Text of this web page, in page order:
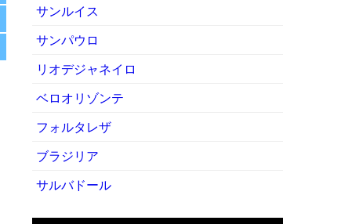
サンルイス
サンパウロ
リオデジャネイロ
ベロオリゾンテ
フォルタレザ
ブラジリア
サルバドール